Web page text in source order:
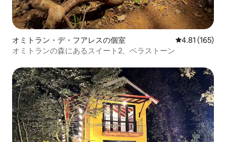
オミトラン・デ・フアレスの個室 レビュー165
4.81 (165)
オミトランの森にあるスイート2、ベラストーン